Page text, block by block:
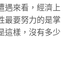
來看，經濟上
最要努力的是掌
這樣，沒有多少